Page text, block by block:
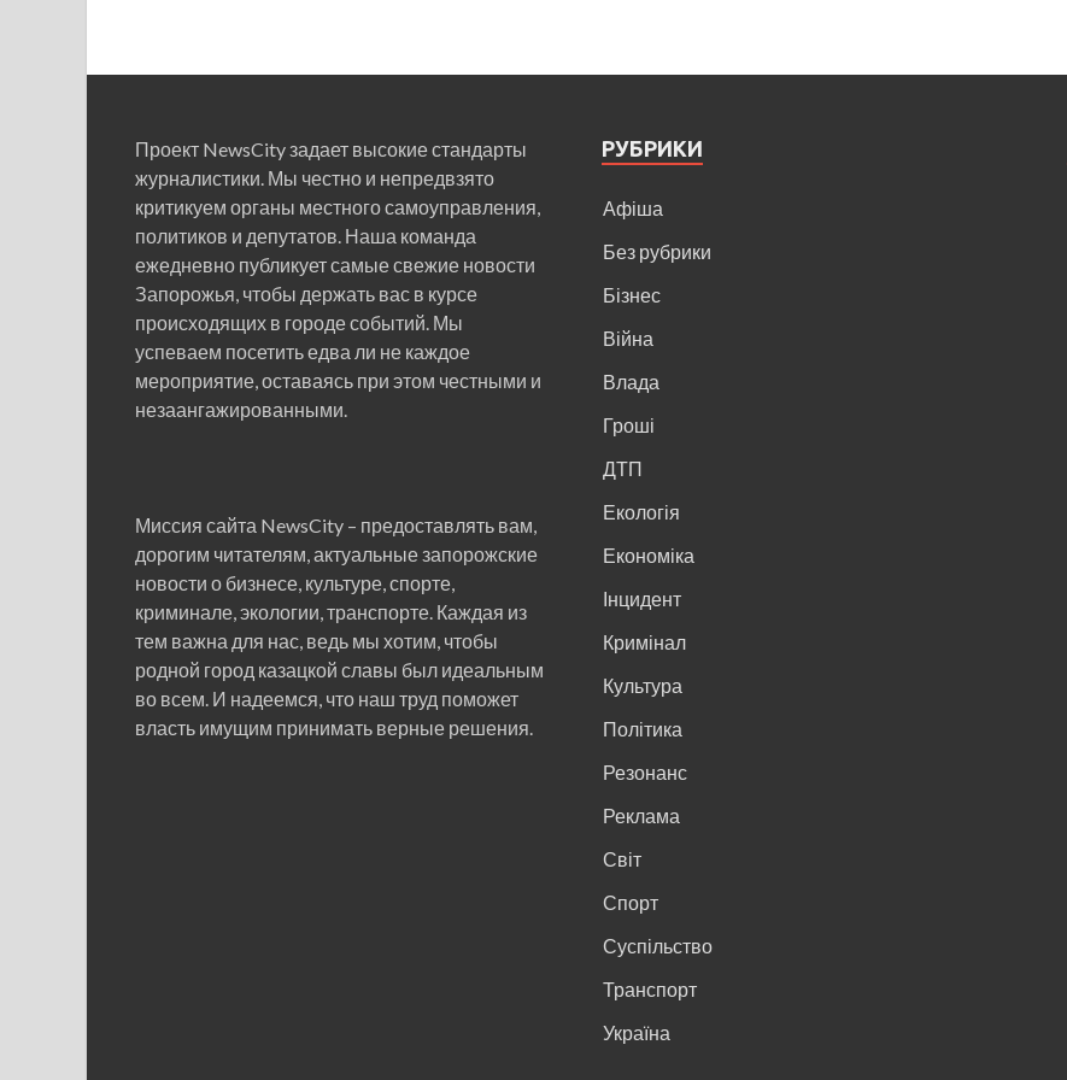
Проект NewsCity задает высокие стандарты
журналистики. Мы честно и непредвзято
критикуем органы местного самоуправления,
политиков и депутатов. Наша команда
ежедневно публикует самые свежие новости
Запорожья, чтобы держать вас в курсе
происходящих в городе событий. Мы
успеваем посетить едва ли не каждое
мероприятие, оставаясь при этом честными и
незаангажированными.
Миссия сайта NewsCity – предоставлять вам,
дорогим читателям, актуальные запорожские
новости о бизнесе, культуре, спорте,
криминале, экологии, транспорте. Каждая из
тем важна для нас, ведь мы хотим, чтобы
родной город казацкой славы был идеальным
во всем. И надеемся, что наш труд поможет
власть имущим принимать верные решения.
РУБРИКИ
Афіша
Без рубрики
Бізнес
Війна
Влада
Гроші
ДТП
Екологія
Економіка
Інцидент
Кримінал
Культура
Політика
Резонанс
Реклама
Світ
Спорт
Суспільство
Транспорт
Україна